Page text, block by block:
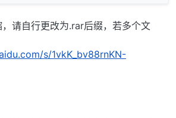
请自行更改为.rar后缀，若多个文
s/1vkK_bv88rnKN-